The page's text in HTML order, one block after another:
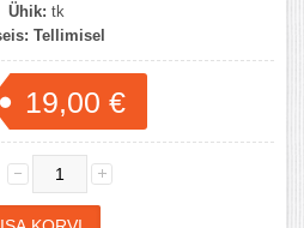
Ühik: tk
Tellimisel
19,00 €